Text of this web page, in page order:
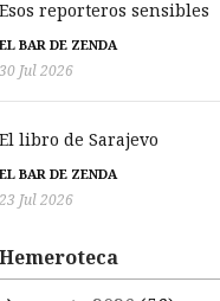
Esos reporteros sensibles
EL BAR DE ZENDA
30 Jul 2026
El libro de Sarajevo
EL BAR DE ZENDA
23 Jul 2026
Hemeroteca